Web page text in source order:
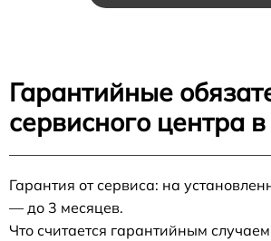
Гарантийные
сервисного центра
Гарантия от сервиса: на
— до 3 месяцев.
Что считается гарантийным